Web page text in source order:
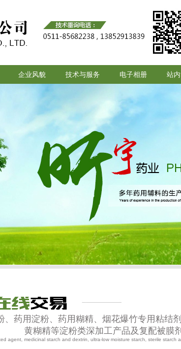
企业风貌 技术与服务 电子相册 站
、药用淀粉、药用糊精、烟花爆竹专用粘结
黄糊精等淀粉类深加工产品及复配被膜剂
agent, medicinal starch and dextrin, ultra-low moisture starch, sterile starch